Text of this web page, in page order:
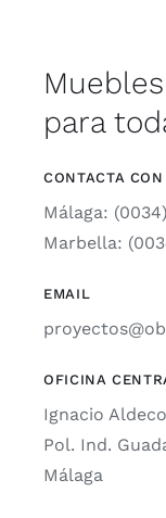
para
CONTACTA
Málaga:
Marbella:
EMAIL
OFICINA
Ignacio
Pol. Ind.
Málaga